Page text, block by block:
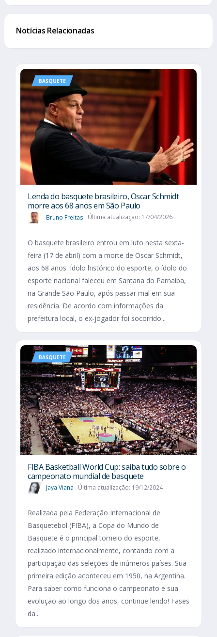
Notícias Relacionadas
BASQUETE
Lenda do basquete brasileiro, Oscar Schmidt
morre aos 68 anos em São Paulo
Bruno Freitas Última atualização: 17/04/2026
O basquete brasileiro entrou em luto nesta sexta-
feira (17 de abril) com a morte de Oscar Schmidt,
aos 68 anos. Ídolo histórico do esporte, o ídolo do
esporte nacional faleceu em Santana do Parnaíba,
na Grande São Paulo, após passar mal em sua
residência. De acordo com informações da
prefeitura local, o ex-jogador foi socorrido...
BASQUETE
FIBA Basketball World Cup: saiba tudo sobre o
campeonato mundial de basquete
Jaya Viana Última atualização: 19/12/2024
Realizada pela Federação Internacional de
Basquetebol (FIBA), a Copa do Mundo de
Basquete é o principal torneio do esporte,
realizado internacionalmente, contando com a
participação das seleções de inúmeros países. Sua
primeira edição aconteceu em 1950, na Argentina.
Para saber como funciona o campeonato e sua
evolução ao longo dos anos, continue lendo! Fases
da...